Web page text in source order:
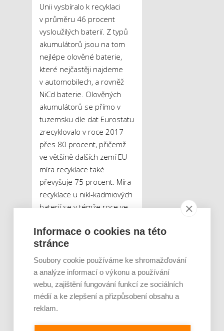
Unii vysbíralo k recyklaci
v průměru 46 procent
vysloužilých baterií. Z typů
akumulátorů jsou na tom
nejlépe olověné baterie,
které nejčastěji najdeme
v automobilech, a rovněž
NiCd baterie. Olověných
akumulátorů se přímo v
tuzemsku dle dat Eurostatu
zrecyklovalo v roce 2017
přes 80 procent, přičemž
ve většině dalších zemí EU
míra recyklace také
převyšuje 75 procent. Míra
recyklace u nikl-kadmiových
baterií se v témže roce ve
pohybovala kolem 80
procent, v České republice
se zrecyklovalo dokonce
přes 90 procent NiCd
baterií.
Hazard se zdravím v
Informace o cookies na této
stránce
Soubory cookie používáme ke shromažďování
a analýze informací o výkonu a používání
webu, zajištění fungování funkcí ze sociálních
médií a ke zlepšení a přizpůsobení obsahu a
reklam.